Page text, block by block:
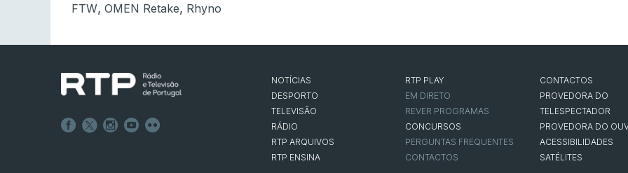
FTW, OMEN Retake, Rhyno
NOTÍCIAS
DESPORTO
TELEVISÃO
RÁDIO
RTP ARQUIVOS
RTP ENSINA
RTP PLAY
EM DIRETO
REVER PROGRAMAS
CONCURSOS
PERGUNTAS FREQUENTES
CONTACTOS
CONTACTOS
PROVEDORA DO
TELESPECTADOR
PROVEDORA DO
ACESSIBILIDADES
SATÉLITES